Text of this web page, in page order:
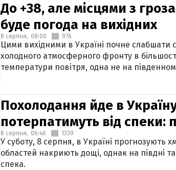
До +38, але місцями з
буде погода на вихідних
8 серпня, 08:00 976
Цими вихідними в Україні почне слабшати
холодного атмосферного фронту в
температури повітря, одна не на
Похолодання йде в
потерпатимуть від спеки:
8 серпня, 06:46 1339
У суботу, 8 серпня, в Україні прогнозують
областей накриють дощі, однак на півдні
спека.